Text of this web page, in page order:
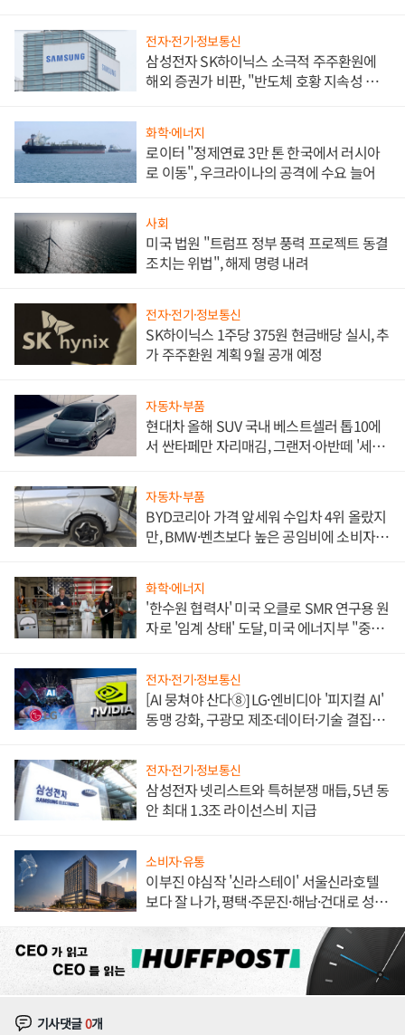
전자·전기·정보통신
삼성전자 SK하이닉스 소극적 주주환원에
해외 증권가 비판, "반도체 호황 지속성 의
화학·에너지
로이터 "정제연료 3만 톤 한국에서 러시아
로 이동", 우크라이나의 공격에 수요 늘어
사회
미국 법원 "트럼프 정부 풍력 프로젝트 동결
조치는 위법", 해제 명령 내려
전자·전기·정보통신
SK하이닉스 1주당 375원 현금배당 실시, 추
가 주주환원 계획 9월 공개 예정
자동차·부품
현대차 올해 SUV 국내 베스트셀러 톱10에
서 싼타페만 자리매김, 그랜저·아반떼 '세단
자동차·부품
BYD코리아 가격 앞세워 수입차 4위 올랐지
만, BMW·벤츠보다 높은 공임비에 소비자
화학·에너지
'한수원 협력사' 미국 오클로 SMR 연구용 원
자로 '임계 상태' 도달, 미국 에너지부 "중요
전자·전기·정보통신
[AI 뭉쳐야 산다⑧] LG·엔비디아 '피지컬 AI'
동맹 강화, 구광모 제조·데이터·기술 결집
전자·전기·정보통신
삼성전자 넷리스트와 특허분쟁 매듭, 5년 동
안 최대 1.3조 라이선스비 지급
소비자·유통
이부진 야심작 '신라스테이' 서울신라호텔
보다 잘 나가, 평택·주문진·해남·건대로 성
기사댓글0개